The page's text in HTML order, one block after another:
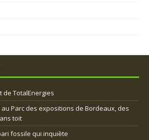
de TotalEnergies
Parc des expositions de Bordeaux, des
toit
fossile qui inquiète